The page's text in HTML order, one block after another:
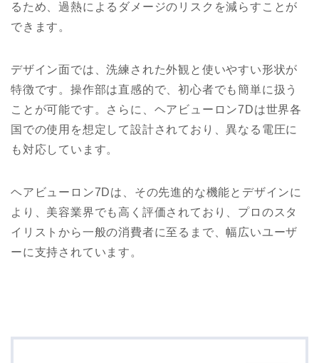
るため、過熱によるダメージのリスクを減らすことが
できます。
デザイン面では、洗練された外観と使いやすい形状が
特徴です。操作部は直感的で、初心者でも簡単に扱う
ことが可能です。さらに、ヘアビューロン7Dは世界各
国での使用を想定して設計されており、異なる電圧に
も対応しています。
ヘアビューロン7Dは、その先進的な機能とデザインに
より、美容業界でも高く評価されており、プロのスタ
イリストから一般の消費者に至るまで、幅広いユーザ
ーに支持されています。